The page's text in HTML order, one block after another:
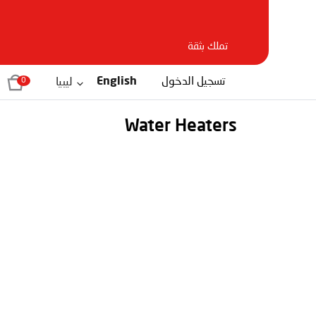
تملك بثقة
0 ليبيا English تسجيل الدخول
Water Heaters